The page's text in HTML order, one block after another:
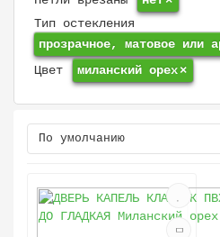
Тип остекления
прозрачное, матовое или
Цвет
миланский орех×